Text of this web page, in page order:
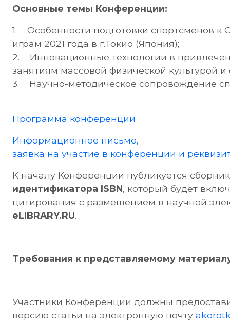
Основные темы Конференции:
1. Особенности подготовки спортсменов
играм 2021 года в г.Токио (Япония);
2. Инновационные технологии в
занятиям массовой физической культурой и
3. Научно-методическое сопровождение
Программа конференции
Информационное письмо,
заявка на участие в конференции и
К началу Конференции публикуется
идентификатора ISBN, который будет
цитирования с размещением в научной
eLIBRARY.RU.
Требования к представляемому
Участники Конференции должны
версию статьи на электронную почту